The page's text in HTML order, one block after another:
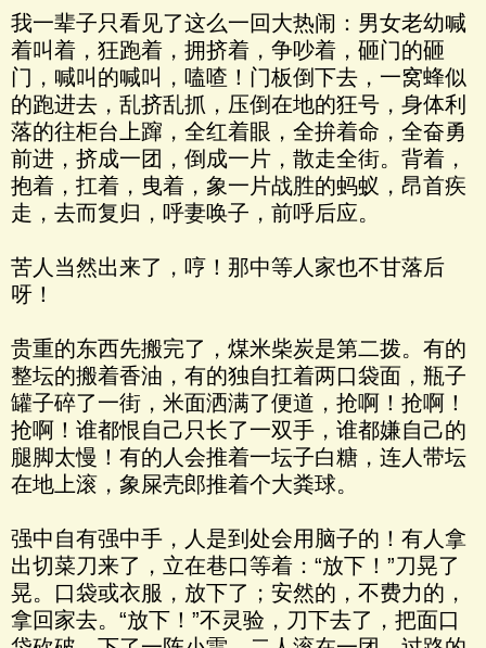
我一辈子只看见了这么一回大热闹：男女老幼喊
着叫着，狂跑着，拥挤着，争吵着，砸门的砸
门，喊叫的喊叫，嗑喳！门板倒下去，一窝蜂似
的跑进去，乱挤乱抓，压倒在地的狂号，身体利
落的往柜台上蹿，全红着眼，全拚着命，全奋勇
前进，挤成一团，倒成一片，散走全街。背着，
抱着，扛着，曳着，象一片战胜的蚂蚁，昂首疾
走，去而复归，呼妻唤子，前呼后应。
苦人当然出来了，哼！那中等人家也不甘落后
呀！
贵重的东西先搬完了，煤米柴炭是第二拨。有的
整坛的搬着香油，有的独自扛着两口袋面，瓶子
罐子碎了一街，米面洒满了便道，抢啊！抢啊！
抢啊！谁都恨自己只长了一双手，谁都嫌自己的
腿脚太慢！有的人会推着一坛子白糖，连人带坛
在地上滚，象屎壳郎推着个大粪球。
强中自有强中手，人是到处会用脑子的！有人拿
出切菜刀来了，立在巷口等着：“放下！”刀晃了
晃。口袋或衣服，放下了；安然的，不费力的，
拿回家去。“放下！”不灵验，刀下去了，把面口